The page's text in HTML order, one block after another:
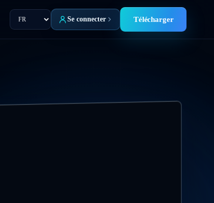
Langue Se connecter Télécharger